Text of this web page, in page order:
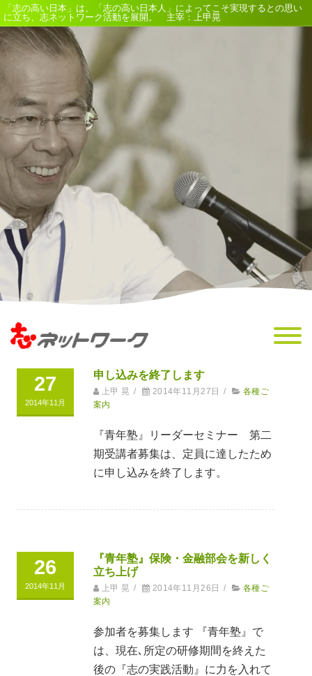
「志の高い日本」は、「志の高い日本人」によってこそ実現するとの思い
に立ち、志ネットワーク活動を展開。 主宰：上甲晃
27
2014年11月
申し込みを終了します
上甲 晃 / 2014年11月27日 /
各種ご
案内
『青年塾』リーダーセミナー 第二
期受講者募集は、定員に達したため
に申し込みを終了します。
26
2014年11月
『青年塾』保険・金融部会を新しく
立ち上げ
上甲 晃 / 2014年11月26日 /
各種ご
案内
参加者を募集します 『青年塾』で
は、現在､所定の研修期間を終えた
後の『志の実践活動』に力を入れて